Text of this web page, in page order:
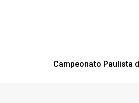
Campeonato Paulista